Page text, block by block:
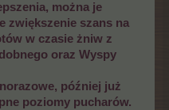
można je
zwiększenie szans na
w czasie żniw z
oraz Wyspy
później już
poziomy pucharów.